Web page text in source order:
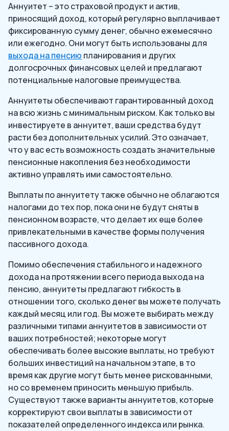
Аннуитет – это страховой продукт и актив,
приносящий доход, который регулярно выплачивает
фиксированную сумму денег, обычно ежемесячно
или ежегодно. Они могут быть использованы для
выхода на пенсию планирования и других
долгосрочных финансовых целей и предлагают
потенциальные налоговые преимущества.
Аннуитеты обеспечивают гарантированный доход
на всю жизнь с минимальным риском. Как только вы
инвестируете в аннуитет, ваши средства будут
расти без дополнительных усилий. Это означает,
что у вас есть возможность создать значительные
пенсионные накопления без необходимости
активно управлять ими самостоятельно.
Выплаты по аннуитету также обычно не облагаются
налогами до тех пор, пока они не будут сняты в
пенсионном возрасте, что делает их еще более
привлекательными в качестве формы получения
пассивного дохода.
Помимо обеспечения стабильного и надежного
дохода на протяжении всего периода выхода на
пенсию, аннуитеты предлагают гибкость в
отношении того, сколько денег вы можете получать
каждый месяц или год. Вы можете выбирать между
различными типами аннуитетов в зависимости от
ваших потребностей; некоторые могут
обеспечивать более высокие выплаты, но требуют
больших инвестиций на начальном этапе, в то
время как другие могут быть менее рискованными,
но со временем приносить меньшую прибыль.
Существуют также варианты аннуитетов, которые
корректируют свои выплаты в зависимости от
показателей определенного индекса или рынка.